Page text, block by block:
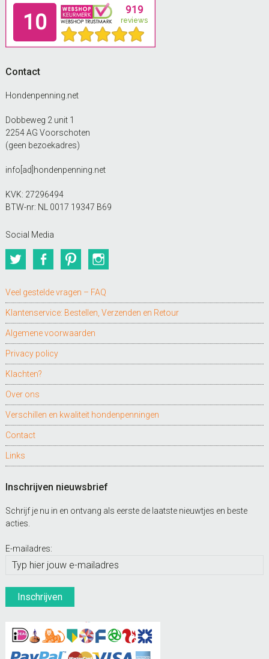
Footer
Contact
Hondenpenning.net
Dobbeweg 2 unit 1
2254 AG Voorschoten
(geen bezoekadres)
info[ad]hondenpenning.net
KVK: 27296494
BTW-nr: NL 0017 19347 B69
Social Media
TwitterFacebookPinterest
Veel gestelde vragen – FAQ
Klantenservice: Bestellen, Verzenden en Retour
Algemene voorwaarden
Privacy policy
Klachten?
Over ons
Verschillen en kwaliteit hondenpenningen
Contact
Links
Inschrijven nieuwsbrief
Schrijf je nu in en ontvang als eerste de laatste nieuwtjes en beste
acties.
E-mailadres: